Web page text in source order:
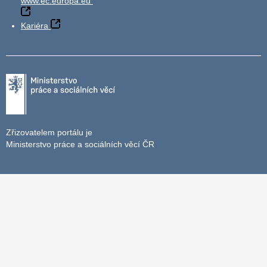
Kariéra
Zřizovatelem portálu je
Ministerstvo práce a sociálních věcí ČR